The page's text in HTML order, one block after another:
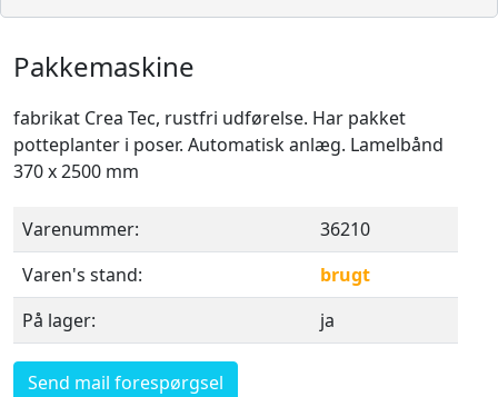
Pakkemaskine
fabrikat Crea Tec, rustfri udførelse. Har pakket
potteplanter i poser. Automatisk anlæg. Lamelbånd
370 x 2500 mm
Varenummer:
36210
Varen's stand:
brugt
På lager:
ja
Send mail forespørgsel